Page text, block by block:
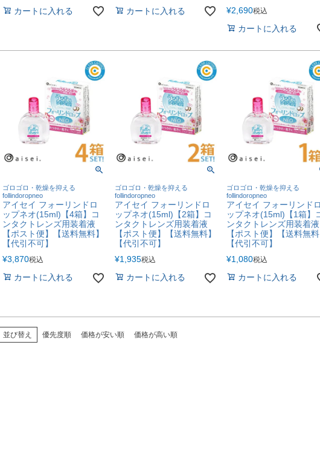
カートに入れる カートに入れる
¥2,690税込
カートに入れる
ゴロゴロ・乾燥を抑える
follindoropneo
アイセイ フォーリンドロ
ップネオ(15ml)【4箱】コ
ンタクトレンズ用装着液
【ポスト便】【送料無料】
【代引不可】
¥3,870税込
カートに入れる
ゴロゴロ・乾燥を抑える
follindoropneo
アイセイ フォーリンドロ
ップネオ(15ml)【2箱】コ
ンタクトレンズ用装着液
【ポスト便】【送料無料】
【代引不可】
¥1,935税込
カートに入れる
ゴロゴロ・乾燥を抑える
follindoropneo
アイセイ フォーリンドロ
ップネオ(15ml)【1箱】
ンタクトレンズ用装着液
【ポスト便】【送料無料
【代引不可】
¥1,080税込
カートに入れる
並び替え 優先度順 価格が安い順 価格が高い順